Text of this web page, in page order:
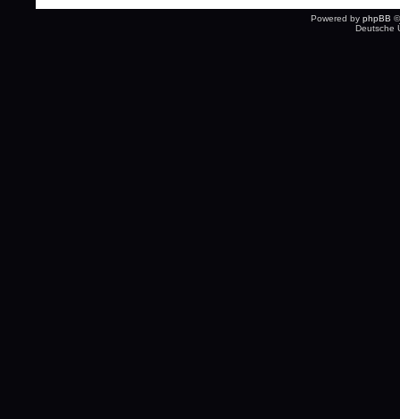
Powered by phpBB
Deutsche